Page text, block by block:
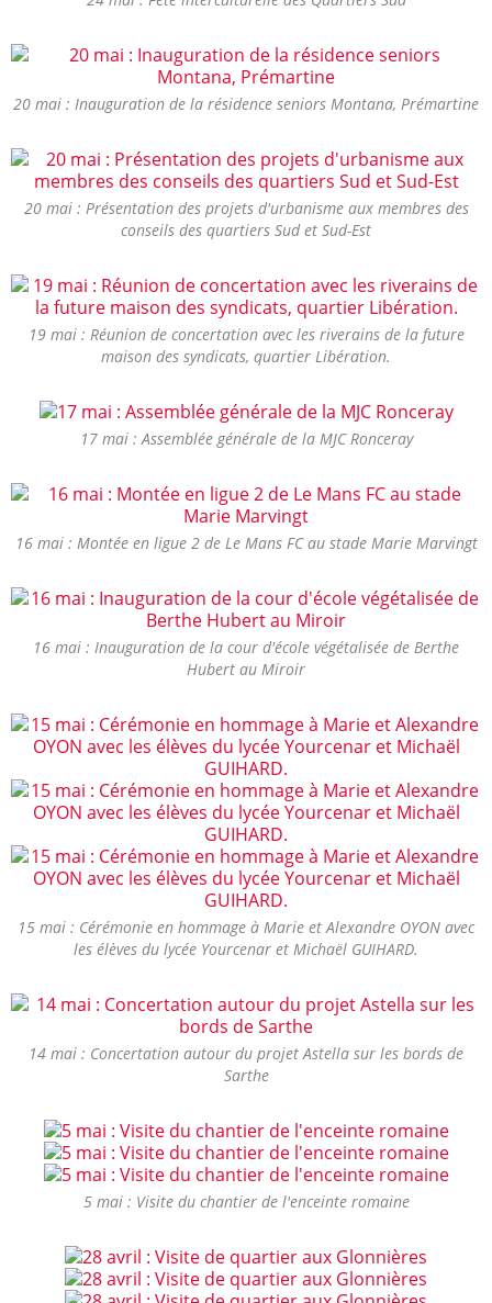
20 mai : Inauguration de la résidence seniors Montana, Prémartine
20 mai : Présentation des projets d'urbanisme aux membres des
conseils des quartiers Sud et Sud-Est
19 mai : Réunion de concertation avec les riverains de la future
maison des syndicats, quartier Libération.
17 mai : Assemblée générale de la MJC Ronceray
16 mai : Montée en ligue 2 de Le Mans FC au stade Marie Marvingt
16 mai : Inauguration de la cour d'école végétalisée de Berthe
Hubert au Miroir
15 mai : Cérémonie en hommage à Marie et Alexandre OYON avec
les élèves du lycée Yourcenar et Michaël GUIHARD.
14 mai : Concertation autour du projet Astella sur les bords de
Sarthe
5 mai : Visite du chantier de l'enceinte romaine